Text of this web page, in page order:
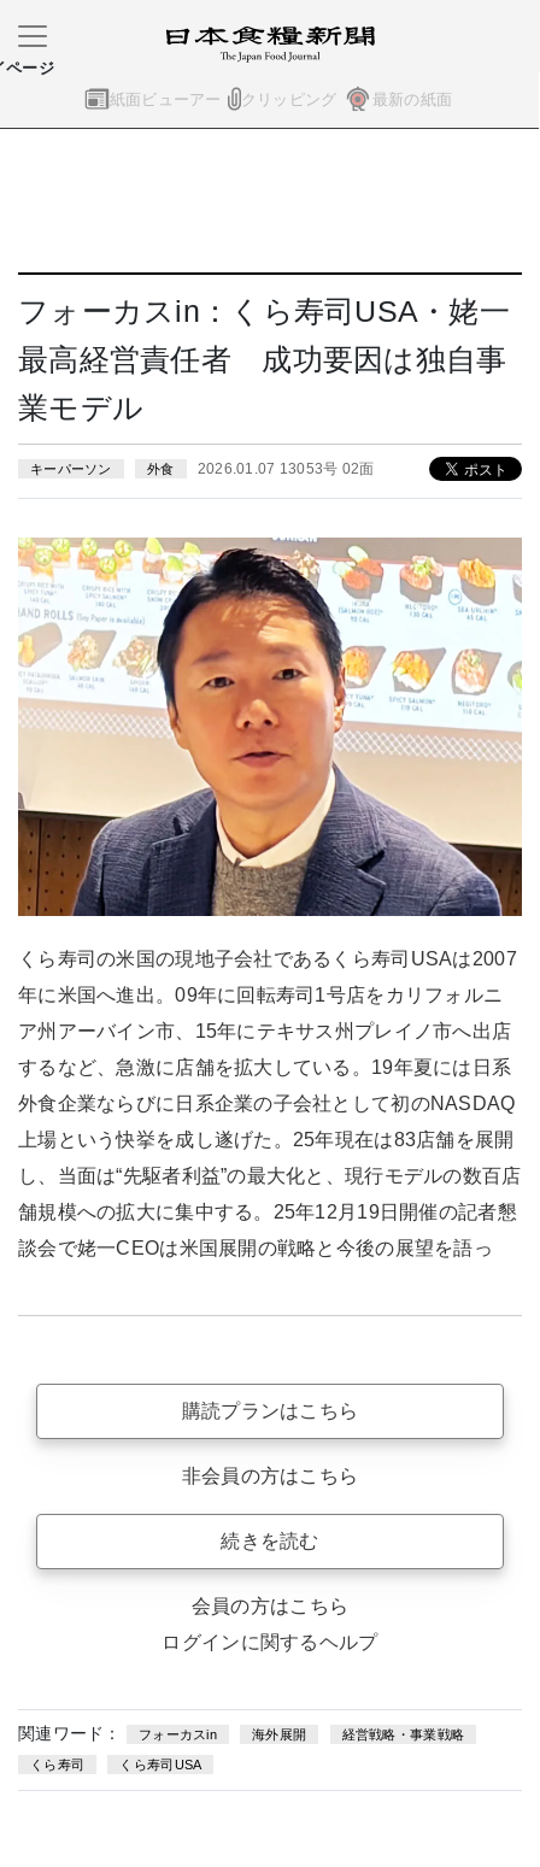
紙面ビューアー クリッピング 最新の紙面
ページ
フォーカスin：くら寿司USA・姥一
最高経営責任者 成功要因は独自事
業モデル
キーパーソン 外食 2026.01.07 13053号 02面
くら寿司の米国の現地子会社であるくら寿司USAは2007
年に米国へ進出。09年に回転寿司1号店をカリフォルニ
ア州アーバイン市、15年にテキサス州プレイノ市へ出店
するなど、急激に店舗を拡大している。19年夏には日系
外食企業ならびに日系企業の子会社として初のNASDAQ
上場という快挙を成し遂げた。25年現在は83店舗を展開
し、当面は“先駆者利益”の最大化と、現行モデルの数百店
舗規模への拡大に集中する。25年12月19日開催の記者懇
談会で姥一CEOは米国展開の戦略と今後の展望を語っ
購読プランはこちら
非会員の方はこちら
続きを読む
会員の方はこちら
ログインに関するヘルプ
関連ワード： フォーカスin 海外展開 経営戦略・事業戦略
くら寿司 くら寿司USA